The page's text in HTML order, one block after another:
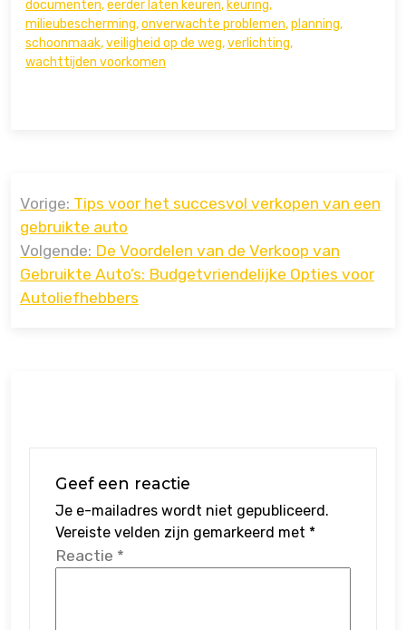
documenten,eerder laten keuren, keuring,
milieubescherming,onverwachte problemen,planning,
schoonmaak,veiligheid op de weg,verlichting,
wachttijden voorkomen
navigatie
Vorige: Tips voor het succesvol verkopen van een
gebruikte auto
Volgende: De Voordelen van de Verkoop van
Gebruikte Auto’s: Budgetvriendelijke Opties voor
Autoliefhebbers
Geef een reactie
Je e-mailadres wordt niet gepubliceerd.
Vereiste velden zijn gemarkeerd met *
Reactie *